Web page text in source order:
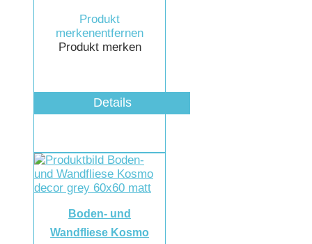
Produkt
merkenentfernen
Produkt merken
Details
Boden- und
Wandfliese Kosmo